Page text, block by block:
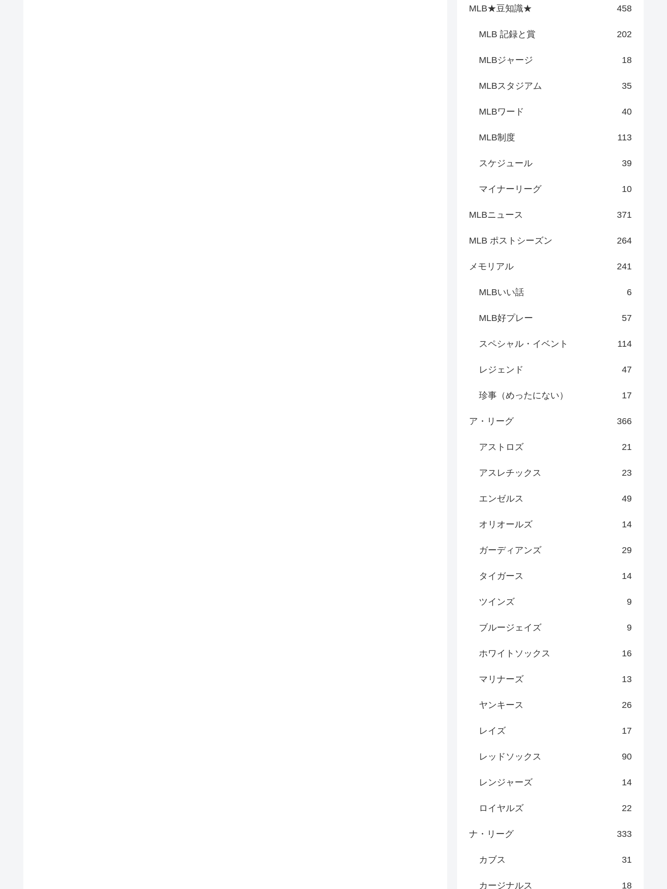
MLB★豆知識★ 458
MLB 記録と賞 202
MLBジャージ 18
MLBスタジアム 35
MLBワード 40
MLB制度 113
スケジュール 39
マイナーリーグ 10
MLBニュース 371
MLB ポストシーズン 264
メモリアル 241
MLBいい話 6
MLB好プレー 57
スペシャル・イベント 114
レジェンド 47
珍事（めったにない） 17
ア・リーグ 366
アストロズ 21
アスレチックス 23
エンゼルス 49
オリオールズ 14
ガーディアンズ 29
タイガース 14
ツインズ 9
ブルージェイズ 9
ホワイトソックス 16
マリナーズ 13
ヤンキース 26
レイズ 17
レッドソックス 90
レンジャーズ 14
ロイヤルズ 22
ナ・リーグ 333
カブス 31
カージナルス 18